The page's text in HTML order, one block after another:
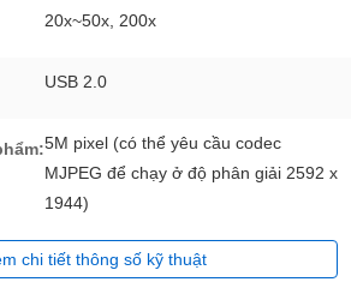
20x~50x, 200x
USB 2.0
5M pixel (có thể yêu cầu codec
MJPEG để chạy ở độ phân giải 2592 x
1944)
chi tiết thông số kỹ thuật